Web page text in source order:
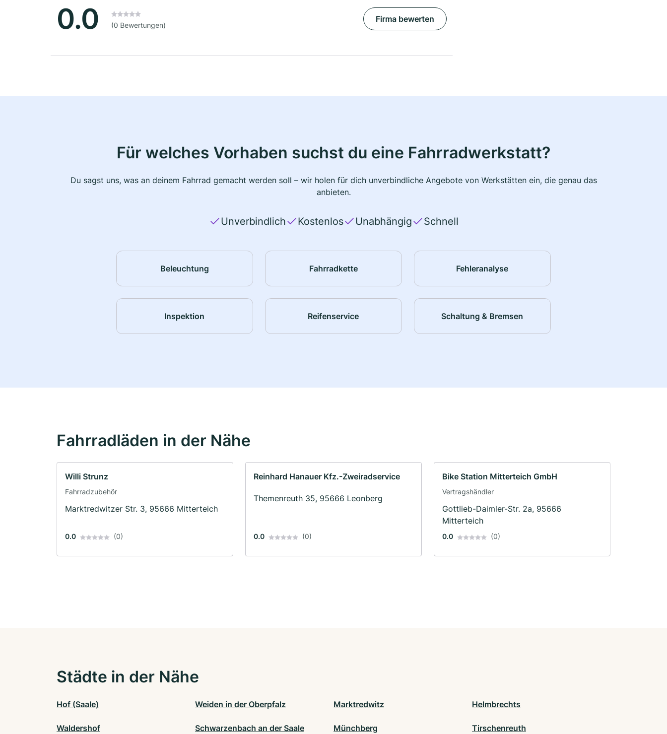
0.0 (0 Bewertungen)
Firma bewerten
Für welches Vorhaben suchst du eine Fahrradwerkstatt?
Du sagst uns, was an deinem Fahrrad gemacht werden soll – wir holen für dich unverbindliche Angebote von Werkstätten ein, die genau das
anbieten.
Unverbindlich Kostenlos Unabhängig Schnell
Beleuchtung Fahrradkette Fehleranalyse
Inspektion Reifenservice Schaltung & Bremsen
Fahrradläden in der Nähe
Willi Strunz
Fahrradzubehör
Marktredwitzer Str. 3, 95666 Mitterteich
0.0 (0)
Reinhard Hanauer Kfz.-Zweiradservice
Themenreuth 35, 95666 Leonberg
0.0 (0)
Bike Station Mitterteich GmbH
Vertragshändler
Gottlieb-Daimler-Str. 2a, 95666
Mitterteich
0.0 (0)
Städte in der Nähe
Hof (Saale) Weiden in der Oberpfalz Marktredwitz Helmbrechts
Waldershof Schwarzenbach an der Saale Münchberg Tirschenreuth